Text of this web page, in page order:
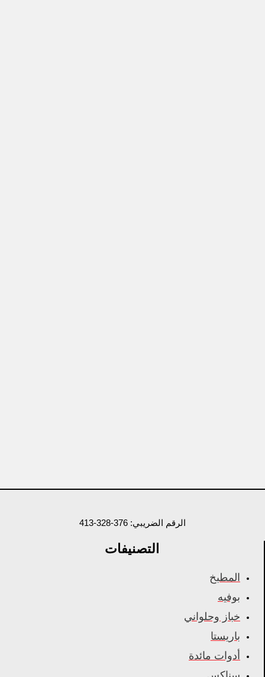
الرقم الضريبي: 376-328-413
التصنيفات
المطبخ
بوفيه
خباز وحلواني
باريستا
أدوات مائدة